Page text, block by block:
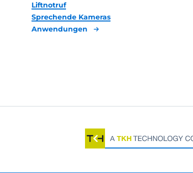
Liftnotruf
Sprechende Kameras
Anwendungen